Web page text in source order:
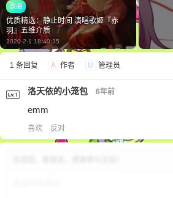
歌曲
优质精选：静止时间 演唱歌姬『赤
羽』五维介质
2020-2-1 18:40:35
1 条回复 A 作者 M 管理员
洛天依的小笼包 6年前
emm
喜欢 反对